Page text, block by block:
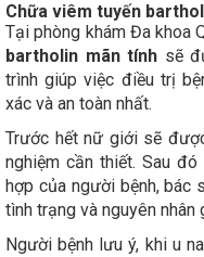
Chữa viêm tuyến
Tại phòng khám Đa khoa
bartholin mãn tính sẽ
trình giúp việc điều trị
xác và an toàn nhất.
Trước hết nữ giới sẽ
nghiệm cần thiết. Sau
hợp của người bệnh, bác
tình trạng và nguyên nhân
Người bệnh lưu ý, khi u